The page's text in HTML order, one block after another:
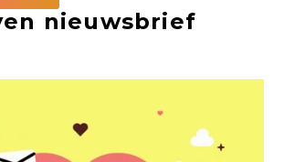
nieuwsbrief